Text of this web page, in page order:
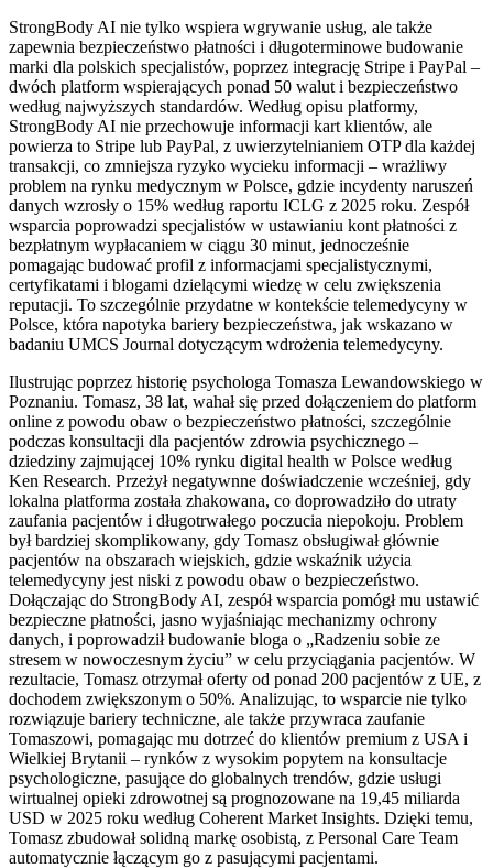
StrongBody AI nie tylko wspiera wgrywanie usług, ale także
zapewnia bezpieczeństwo płatności i długoterminowe budowanie
marki dla polskich specjalistów, poprzez integrację Stripe i PayPal –
dwóch platform wspierających ponad 50 walut i bezpieczeństwo
według najwyższych standardów. Według opisu platformy,
StrongBody AI nie przechowuje informacji kart klientów, ale
powierza to Stripe lub PayPal, z uwierzytelnianiem OTP dla każdej
transakcji, co zmniejsza ryzyko wycieku informacji – wrażliwy
problem na rynku medycznym w Polsce, gdzie incydenty naruszeń
danych wzrosły o 15% według raportu ICLG z 2025 roku. Zespół
wsparcia poprowadzi specjalistów w ustawianiu kont płatności z
bezpłatnym wypłacaniem w ciągu 30 minut, jednocześnie
pomagając budować profil z informacjami specjalistycznymi,
certyfikatami i blogami dzielącymi wiedzę w celu zwiększenia
reputacji. To szczególnie przydatne w kontekście telemedycyny w
Polsce, która napotyka bariery bezpieczeństwa, jak wskazano w
badaniu UMCS Journal dotyczącym wdrożenia telemedycyny.
Ilustrując poprzez historię psychologa Tomasza Lewandowskiego w
Poznaniu. Tomasz, 38 lat, wahał się przed dołączeniem do platform
online z powodu obaw o bezpieczeństwo płatności, szczególnie
podczas konsultacji dla pacjentów zdrowia psychicznego –
dziedziny zajmującej 10% rynku digital health w Polsce według
Ken Research. Przeżył negatywnne doświadczenie wcześniej, gdy
lokalna platforma została zhakowana, co doprowadziło do utraty
zaufania pacjentów i długotrwałego poczucia niepokoju. Problem
był bardziej skomplikowany, gdy Tomasz obsługiwał głównie
pacjentów na obszarach wiejskich, gdzie wskaźnik użycia
telemedycyny jest niski z powodu obaw o bezpieczeństwo.
Dołączając do StrongBody AI, zespół wsparcia pomógł mu ustawić
bezpieczne płatności, jasno wyjaśniając mechanizmy ochrony
danych, i poprowadził budowanie bloga o „Radzeniu sobie ze
stresem w nowoczesnym życiu” w celu przyciągania pacjentów. W
rezultacie, Tomasz otrzymał oferty od ponad 200 pacjentów z UE, z
dochodem zwiększonym o 50%. Analizując, to wsparcie nie tylko
rozwiązuje bariery techniczne, ale także przywraca zaufanie
Tomaszowi, pomagając mu dotrzeć do klientów premium z USA i
Wielkiej Brytanii – rynków z wysokim popytem na konsultacje
psychologiczne, pasujące do globalnych trendów, gdzie usługi
wirtualnej opieki zdrowotnej są prognozowane na 19,45 miliarda
USD w 2025 roku według Coherent Market Insights. Dzięki temu,
Tomasz zbudował solidną markę osobistą, z Personal Care Team
automatycznie łączącym go z pasującymi pacjentami.